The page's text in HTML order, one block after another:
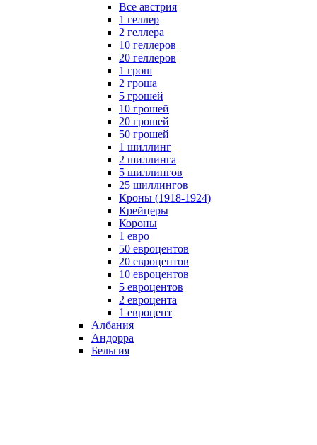
Все австрия
1 геллер
2 геллера
10 геллеров
20 геллеров
1 грош
2 гроша
5 грошей
10 грошей
20 грошей
50 грошей
1 шиллинг
2 шиллинга
5 шиллингов
25 шиллингов
Кроны (1918-1924)
Крейцеры
Короны
1 евро
50 евроцентов
20 евроцентов
10 евроцентов
5 евроцентов
2 евроцента
1 евроцент
Албания
Андорра
Бельгия